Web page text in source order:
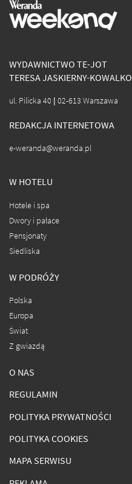
WYDAWNICTWO TE-JOT
TERESA JASKIERNY-
ul. Pilicka 40 | 02-613 Warszawa
REDAKCJA INTERNETOWA
e-weranda@weranda.pl
W HOTELU
Hotele i spa
Dwory i pałace
Pensjonaty
Siedliska
W PODRÓŻY
Polska
Europa
Świat
Z gwiazdą
O NAS
REGULAMIN
POLITYKA PRYWATNOŚCI
POLITYKA COOKIES
MAPA SERWISU